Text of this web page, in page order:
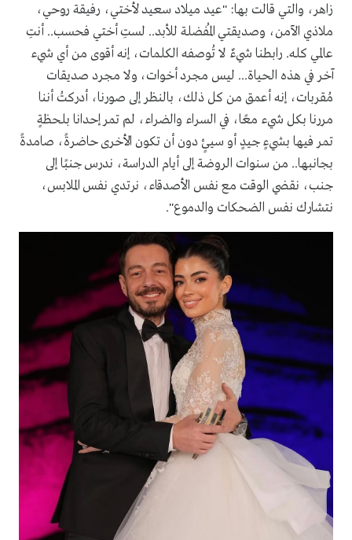
زاهر، والتي قالت بها: "عيد ميلاد سعيد لأختي، رفيقة روحي،
ملاذي الآمن، وصديقتي المُفضلة للأبد.. لستِ أختي فحسب.. أنتِ
عالمي كله. رابطنا شيءٌ لا تُوصفه الكلمات، إنه أقوى من أي شيء
آخر في هذه الحياة... ليس مجرد أخوات، ولا مجرد صديقات
مُقربات، إنه أعمق من كل ذلك، بالنظر إلى صورنا، أدركتُ أننا
مررنا بكل شيء معًا، في السراء والضراء، لم تمر إحدانا بلحظةٍ
تمر فيها بشيءٍ جيدٍ أو سيئٍ دون أن تكون الأخرى حاضرةً، صامدةً
بجانبها.. من سنوات الروضة إلى أيام الدراسة، ندرس جنبًا إلى
جنب، نقضي الوقت مع نفس الأصدقاء، نرتدي نفس الملابس،
نتشارك نفس الضحكات والدموع".